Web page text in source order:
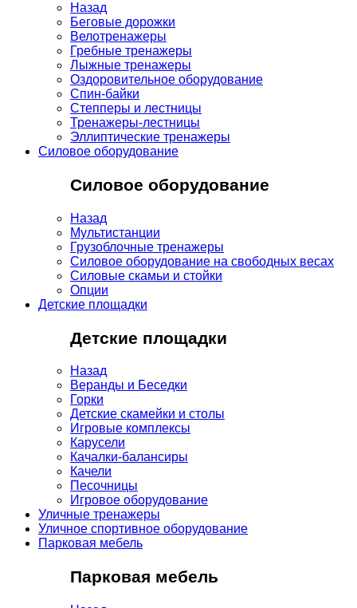
Назад
Беговые дорожки
Велотренажеры
Гребные тренажеры
Лыжные тренажеры
Оздоровительное оборудование
Спин-байки
Степперы и лестницы
Тренажеры-лестницы
Эллиптические тренажеры
Силовое оборудование
Силовое оборудование
Назад
Мультистанции
Грузоблочные тренажеры
Силовое оборудование на свободных весах
Силовые скамьи и стойки
Опции
Детские площадки
Детские площадки
Назад
Веранды и Беседки
Горки
Детские скамейки и столы
Игровые комплексы
Карусели
Качалки-балансиры
Качели
Песочницы
Игровое оборудование
Уличные тренажеры
Уличное спортивное оборудование
Парковая мебель
Парковая мебель